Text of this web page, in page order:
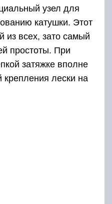
узел для
катушки. Этот
из всех, зато самый
простоты. При
затяжке вполне
крепления лески на